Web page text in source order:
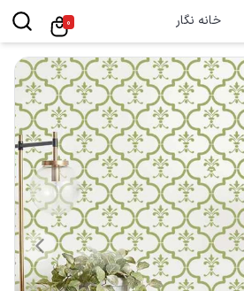
خانه نگار 0